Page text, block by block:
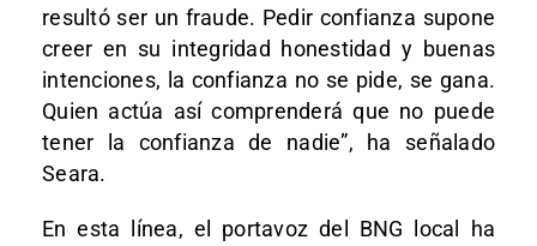
resultó ser un fraude. Pedir confianza supone
creer en su integridad honestidad y buenas
intenciones, la confianza no se pide, se gana.
Quien actúa así comprenderá que no puede
tener la confianza de nadie”, ha señalado
Seara.
En esta línea, el portavoz del BNG local ha